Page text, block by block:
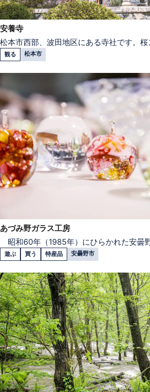
安養寺
松本市西部、波田地区にある寺社です。桜
観る 松本市
あづみ野ガラス工房
昭和60年（1985年）にひらかれた安曇
遊ぶ 買う 特産品 安曇野市